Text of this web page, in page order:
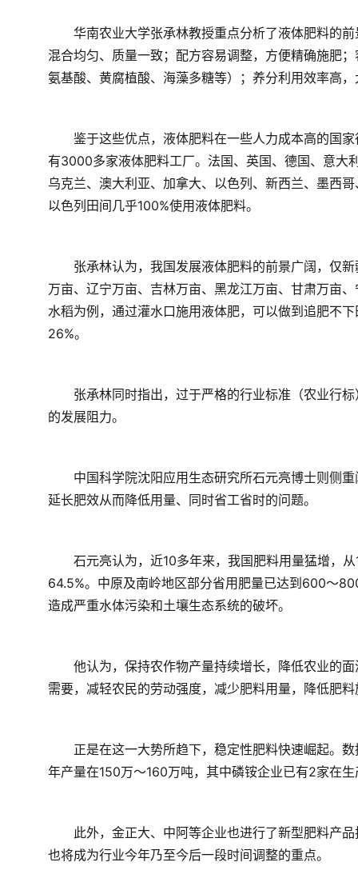
华南农业大学张承林教授重点分析了液体肥料的前
混合均匀、质量一致；配方容易调整，方便精确施肥
氨基酸、黄腐植酸、海藻多糖等）；养分利用效率高
鉴于这些优点，液体肥料在一些人力成本高的国家
有3000多家液体肥料工厂。法国、英国、德国、意大
乌克兰、澳大利亚、加拿大、以色列、新西兰、墨西
以色列田间几乎100%使用液体肥料。
张承林认为，我国发展液体肥料的前景广阔，仅新
万亩、辽宁万亩、吉林万亩、黑龙江万亩、甘肃万亩
水稻为例，通过灌水口施用液体肥，可以做到追肥不
26%。
张承林同时指出，过于严格的行业标准（农业行标
的发展阻力。
中国科学院沈阳应用生态研究所石元亮博士则侧重
延长肥效从而降低用量、同时省工省时的问题。
石元亮认为，近10多年来，我国肥料用量猛增，
64.5%。中原及南岭地区部分省用肥量已达到600～
造成严重水体污染和土壤生态系统的破坏。
他认为，保持农作物产量持续增长，降低农业的面
需要，减轻农民的劳动强度，减少肥料用量，降低肥
正是在这一大势所趋下，稳定性肥料快速崛起。数
年产量在150万～160万吨，其中磷铵企业已有2家在
此外，金正大、中阿等企业也进行了新型肥料产品
也将成为行业今年乃至今后一段时间调整的重点。